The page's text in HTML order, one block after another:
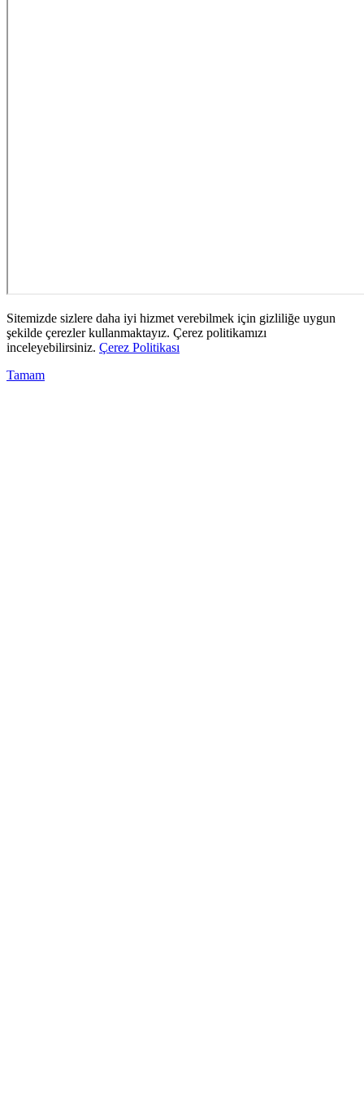
Sitemizde sizlere daha iyi hizmet verebilmek için gizliliğe uygun
şekilde çerezler kullanmaktayız. Çerez politikamızı
inceleyebilirsiniz. Çerez Politikası
Tamam